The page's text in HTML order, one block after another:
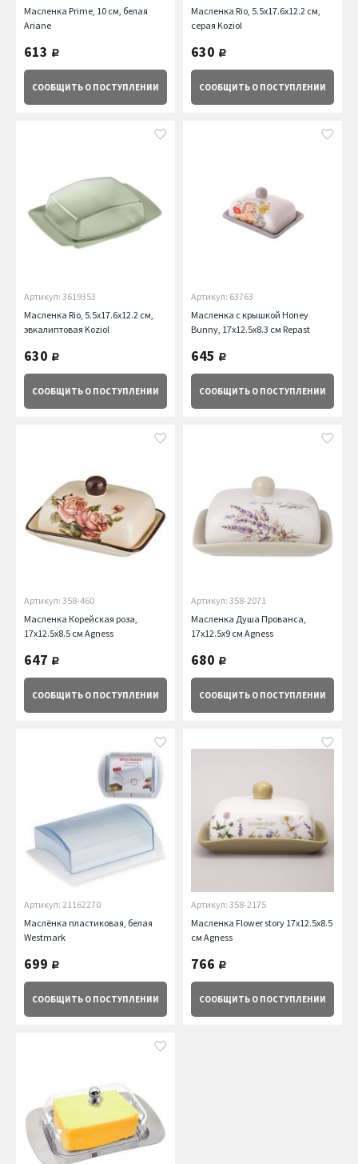
Масленка Prime, 10 см, белая
Ariane
613 руб.
СООБЩИТЬ О ПОСТУПЛЕНИИ
Масленка Rio, 5.5x17.6x12.2 см,
серая Koziol
630 руб.
СООБЩИТЬ О ПОСТУПЛЕНИИ
Артикул: 3619353
Масленка Rio, 5.5x17.6x12.2 см,
эвкалиптовая Koziol
630 руб.
СООБЩИТЬ О ПОСТУПЛЕНИИ
Артикул: 63763
Масленка с крышкой Honey
Bunny, 17х12.5х8.3 см Repast
645 руб.
СООБЩИТЬ О ПОСТУПЛЕНИИ
Артикул: 358-460
Масленка Корейская роза,
17х12.5х8.5 см Agness
647 руб.
СООБЩИТЬ О ПОСТУПЛЕНИИ
Артикул: 358-2071
Масленка Душа Прованса,
17х12.5х9 см Agness
680 руб.
СООБЩИТЬ О ПОСТУПЛЕНИИ
Артикул: 21162270
Маслёнка пластиковая, белая
Westmark
699 руб.
СООБЩИТЬ О ПОСТУПЛЕНИИ
Артикул: 358-2175
Масленка Flower story 17х12.5х8.5
см Agness
766 руб.
СООБЩИТЬ О ПОСТУПЛЕНИИ